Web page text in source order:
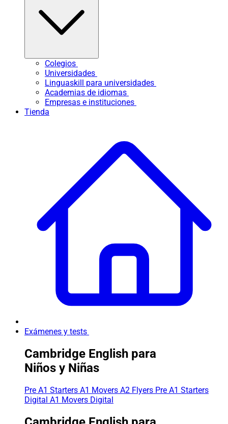
Colegios
Universidades
Linguaskill para universidades
Academias de idiomas
Empresas e instituciones
Tienda
Exámenes y tests
Cambridge English para
Niños y Niñas
Pre A1 Starters A1 Movers A2 Flyers Pre A1 Starters
Digital A1 Movers Digital